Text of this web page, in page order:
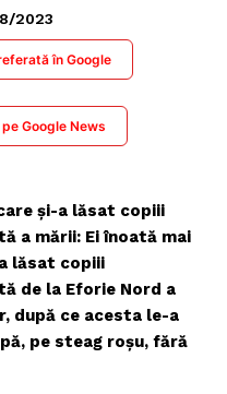
2023
în Google
Google News
şi-a lăsat copiii
a mării: Ei înoată mai
lăsat copiii
de la Eforie Nord a
după ce acesta le-a
pe steag roşu, fără